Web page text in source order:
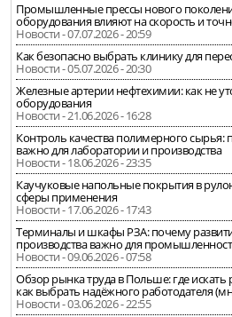
Промышленные прессы нового
оборудования влияют на скорость и
Новости - 07.07.2026 - 20:59
Как безопасно выбрать клинику для
Новости - 05.07.2026 - 20:30
Железные артерии нефтехимии: как не
оборудования
Новости - 21.06.2026 - 16:28
Контроль качества полимерного
важно для лаборатории и производства
Новости - 18.06.2026 - 23:35
Каучуковые напольные покрытия в
сферы применения
Новости - 17.06.2026 - 17:43
Терминалы и шкафы РЗА: почему
производства важно для
Новости - 09.06.2026 - 07:58
Обзор рынка труда в Польше: где искать
как выбрать надёжного работодателя
Новости - 03.06.2026 - 22:55